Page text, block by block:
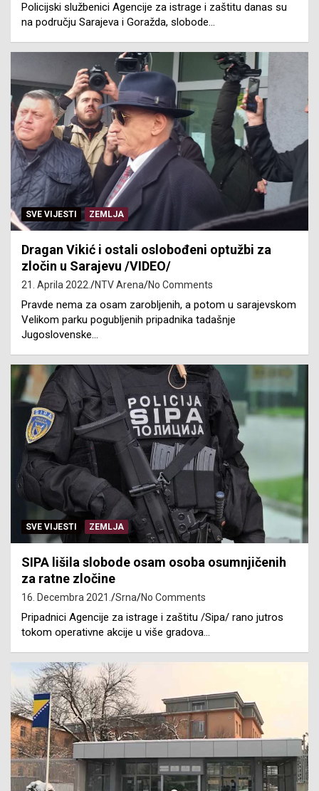
Policijski službenici Agencije za istrage i zaštitu danas su
na području Sarajeva i Goražda, slobode…
SVE VIJESTI ZEMLJA
Dragan Vikić i ostali oslobođeni optužbi za
zločin u Sarajevu /VIDEO/
21. Aprila 2022. NTV Arena No Comments
Pravde nema za osam zarobljenih, a potom u sarajevskom
Velikom parku pogubljenih pripadnika tadašnje
Jugoslovenske…
SVE VIJESTI ZEMLJA
SIPA lišila slobode osam osoba osumnjičenih
za ratne zločine
16. Decembra 2021. Srna No Comments
Pripadnici Agencije za istrage i zaštitu /Sipa/ rano jutros
tokom operativne akcije u više gradova…